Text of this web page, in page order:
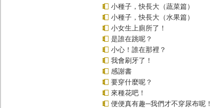
小種子，快長大（蔬菜篇）
小種子，快長大（水果篇）
小女生上廁所了！
是誰在跳呢？
小心！誰在那裡？
我會刷牙了！
感謝書
要穿什麼呢？
來種花吧！
便便真有趣─我們才不穿尿布呢！